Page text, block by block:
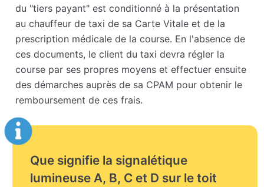
du "tiers payant" est conditionné à la présentation
au chauffeur de taxi de sa Carte Vitale et de la
prescription médicale de la course. En l'absence de
ces documents, le client du taxi devra régler la
course par ses propres moyens et effectuer ensuite
des démarches auprès de sa CPAM pour obtenir le
remboursement de ces frais.
Que signifie la signalétique
lumineuse A, B, C et D sur le toit